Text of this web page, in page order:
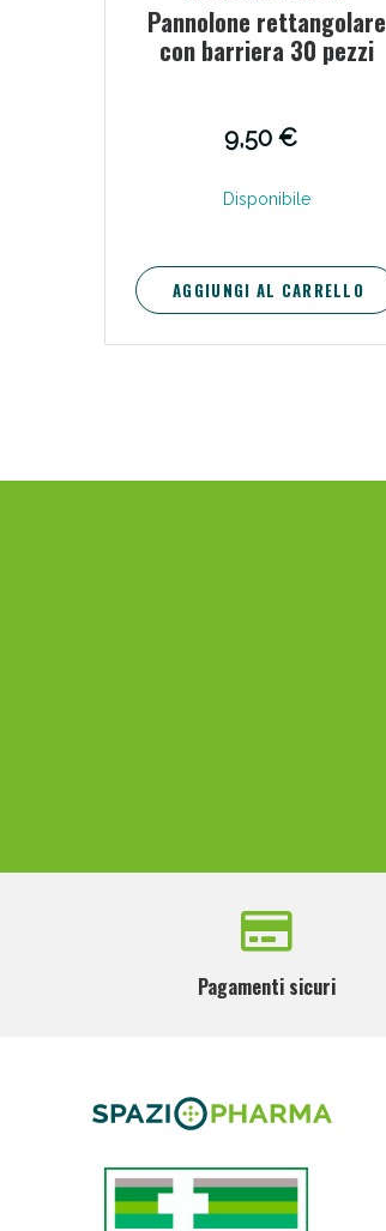
Pannolone rettangolare
con barriera 30 pezzi
9,50 €
Disponibile
AGGIUNGI AL CARRELLO
Pagamenti sicuri